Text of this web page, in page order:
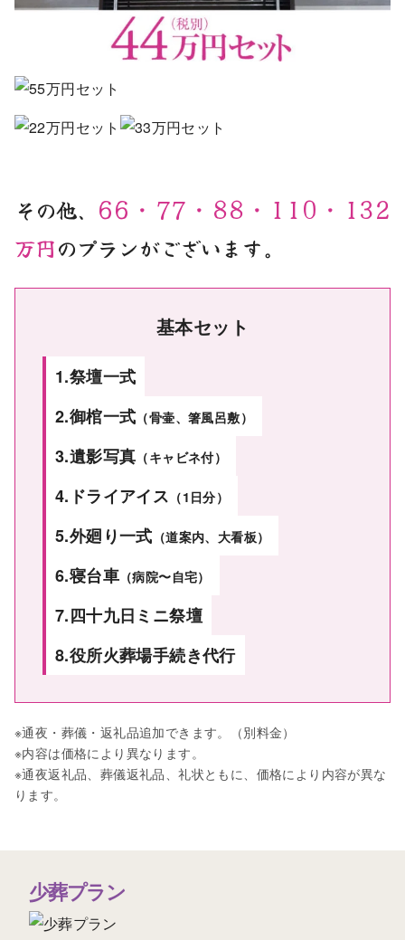
その他、 66・77・88・110・132
万円のプランがございます。
基本セット
1.祭壇一式
2.御棺一式 （骨壷、箸風呂敷）
3.遺影写真 （キャビネ付）
4.ドライアイス （1日分）
5.外廻り一式 （道案内、大看板）
6.寝台車 （病院〜自宅）
7.四十九日ミニ祭壇
8.役所火葬場手続き代行
※通夜・葬儀・返礼品追加できます。（別料金）
※内容は価格により異なります。
※通夜返礼品、葬儀返礼品、礼状ともに、価格により内容が異な
ります。
少葬プラン